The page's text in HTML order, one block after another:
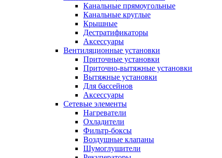
Канальные прямоугольные
Канальные круглые
Крышные
Дестратификаторы
Аксессуары
Вентиляционные установки
Приточные установки
Приточно-вытяжные установки
Вытяжные установки
Для бассейнов
Аксессуары
Сетевые элементы
Нагреватели
Охладители
Фильтр-боксы
Воздушные клапаны
Шумоглушители